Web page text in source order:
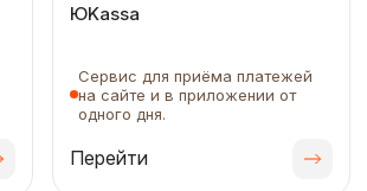
ЮKassa
Сервис для приёма платежей
на сайте и в приложении от
одного дня.
Перейти